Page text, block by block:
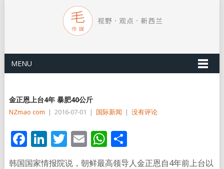
MENU
金正恩上台4年 暴肥40公斤
NZmao com | 2016-07-01 | 国际新闻 | 没有评论
Facebook
LinkedIn
Twitter
EmailWhatsApp
分
享
韩国国家情报院说，朝鲜最高领导人金正恩自4年前上台以